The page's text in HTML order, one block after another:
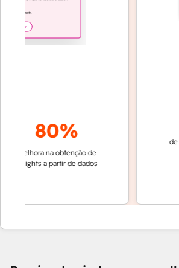
80%
na obtenção de
a partir de dados
de